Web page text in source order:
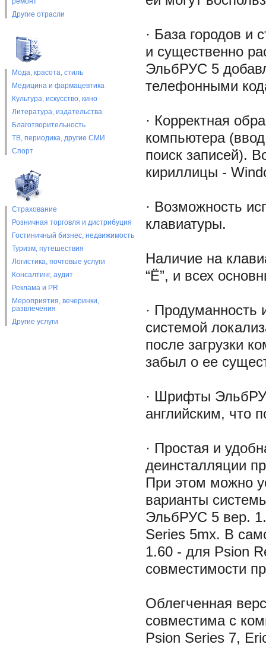
Другие отрасли
Мода, красота, стиль
Медицина и фармацевтика
Культура, искусство, кино
Литература, издательства
Благотворительность
ТВ, периодика, другие СМИ
Спорт
Страхование
Розничная торговля и дистрибуция
Гостиничный бизнес, недвижимость
Туризм, путешествия
Логистика, почтовые услуги
Консалтинг, аудит
Реклама и PR
Мероприятия, вечеринки,
развлечения
Другие услуги
· База городов и
и существенно
ЭльбРУС 5
телефонными
· Корректная
компьютера
поиск записей).
кириллицы -
· Возможность
клавиатуры.
Наличие на
“Ё”, и всех
· Продуманность
системой
после загрузки
забыл о ее
· Шрифты
английским, что
· Простая и
деинсталляции
При этом можно
варианты
ЭльбРУС 5 вер.
Series 5mx. В
1.60 - для Psion
совместимости
Облегченная
совместима с
Psion Series 7,